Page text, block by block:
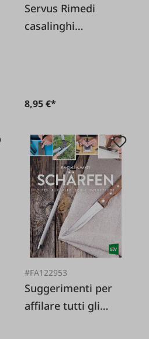
Servus Rimedi
casalinghi
8,95 €*
#FA122953
Suggerimenti per
affilare tutti gli